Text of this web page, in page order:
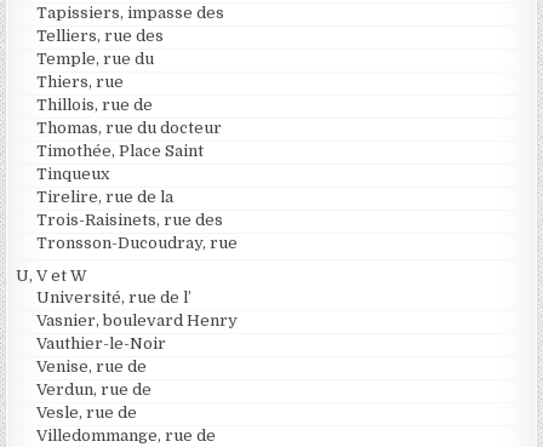
Tapissiers, impasse des
Telliers, rue des
Temple, rue du
Thiers, rue
Thillois, rue de
Thomas, rue du docteur
Timothée, Place Saint
Tinqueux
Tirelire, rue de la
Trois-Raisinets, rue des
Tronsson-Ducoudray, rue
U, V et W
Université, rue de l’
Vasnier, boulevard Henry
Vauthier-le-Noir
Venise, rue de
Verdun, rue de
Vesle, rue de
Villedommange, rue de